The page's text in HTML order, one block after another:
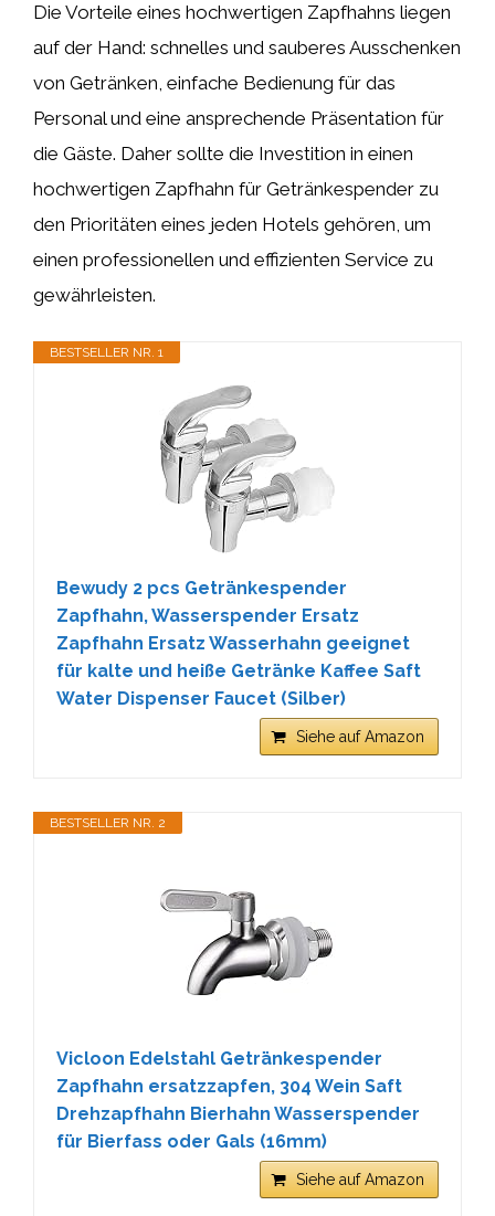
Die Vorteile eines hochwertigen Zapfhahns liegen
auf der Hand: schnelles und sauberes Ausschenken
von Getränken, einfache Bedienung für das
Personal und eine ansprechende Präsentation für
die Gäste. Daher sollte die Investition in einen
hochwertigen Zapfhahn für Getränkespender zu
den Prioritäten eines jeden Hotels gehören, um
einen professionellen und effizienten Service zu
gewährleisten.
BESTSELLER NR. 1
Bewudy 2 pcs Getränkespender
Zapfhahn, Wasserspender Ersatz
Zapfhahn Ersatz Wasserhahn geeignet
für kalte und heiße Getränke Kaffee Saft
Water Dispenser Faucet (Silber)
Siehe auf Amazon
BESTSELLER NR. 2
Vicloon Edelstahl Getränkespender
Zapfhahn ersatzzapfen, 304 Wein Saft
Drehzapfhahn Bierhahn Wasserspender
für Bierfass oder Gals (16mm)
Siehe auf Amazon